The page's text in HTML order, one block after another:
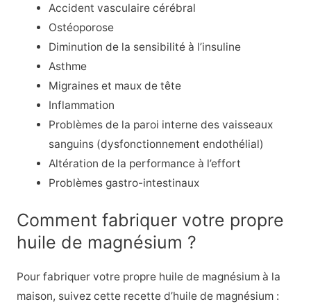
Accident vasculaire cérébral
Ostéoporose
Diminution de la sensibilité à l’insuline
Asthme
Migraines et maux de tête
Inflammation
Problèmes de la paroi interne des vaisseaux
sanguins (dysfonctionnement endothélial)
Altération de la performance à l’effort
Problèmes gastro-intestinaux
Comment fabriquer votre propre
huile de magnésium ?
Pour fabriquer votre propre huile de magnésium à la
maison, suivez cette recette d’huile de magnésium :